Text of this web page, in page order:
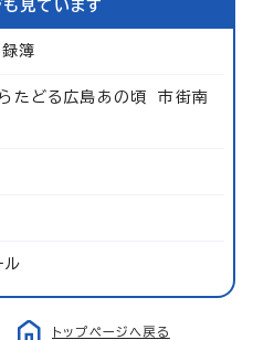
も見ています
簿
たどる広島あの頃 市街南
ル
トップページへ戻る